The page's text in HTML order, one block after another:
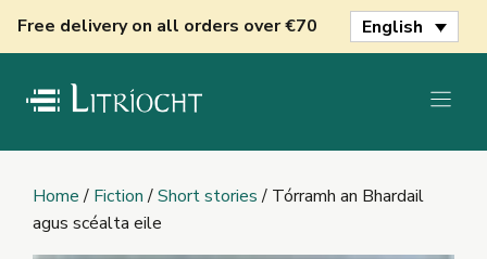
Free delivery on all orders over €70 English
Home/ Fiction/Short stories/ Tórramh an Bhardail
agus scéalta eile